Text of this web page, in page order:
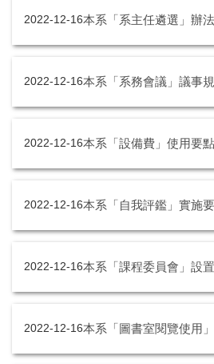
本系「系主任遴選」辦法
2022-12-16
本系「系務會議」議事
2022-12-16
本系「設備費」使用要點
2022-12-16
本系「自我評鑑」實施
2022-12-16
本系「課程委員會」設
2022-12-16
本系「圖書室閱覽使用
2022-12-16